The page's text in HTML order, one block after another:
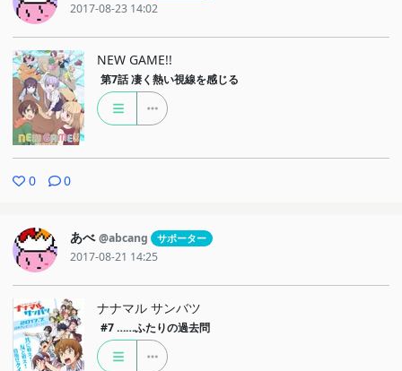
2017-08-23 14:02
NEW GAME!!
第7話 凄く熱い視線を感じる
0 0
あべ @abcang サポーター
2017-08-21 14:25
ナナマル サンバツ
#7 ……ふたりの過去問